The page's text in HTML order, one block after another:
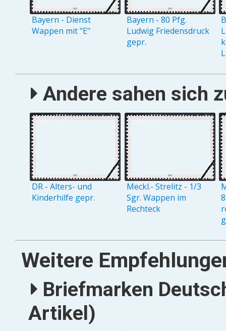
Bayern - Dienst
Wappen mit "E"
Bayern - 80 Pfg.
Ludwig Friedensdruck
gepr.
Andere sahen sich
DR - Alters- und
Kinderhilfe gepr.
Meckl.- Strelitz - 1/3
Sgr. Wappen im
Rechteck
Weitere
Briefmarken
Artikel)